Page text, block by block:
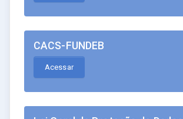
CACS-FUNDEB
Acessar